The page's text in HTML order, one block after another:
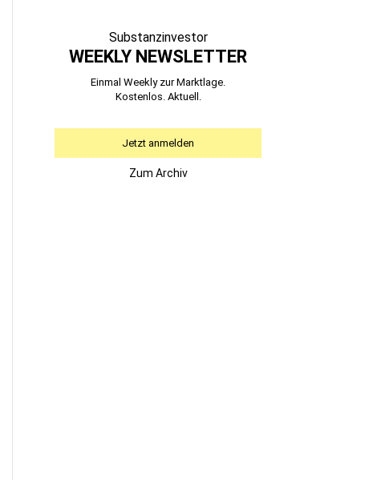
Substanzinvestor
WEEKLY NEWSLETTER
Einmal Weekly zur Marktlage.
Kostenlos. Aktuell.
Jetzt anmelden
Zum Archiv